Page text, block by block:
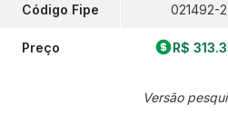
Código Fipe
Preço
021492-2
R$
Versão